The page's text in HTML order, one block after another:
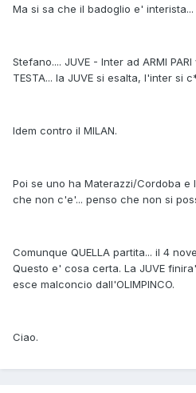
Ma si sa che il badoglio e' interista...
Stefano.... JUVE - Inter ad ARMI
TESTA... la JUVE si esalta, l'inter si
Idem contro il MILAN.
Poi se uno ha Materazzi/Cordoba e
che non c'e'... penso che non si
Comunque QUELLA partita... il 4
Questo e' cosa certa. La JUVE
esce malconcio dall'OLIMPINCO.
Ciao.